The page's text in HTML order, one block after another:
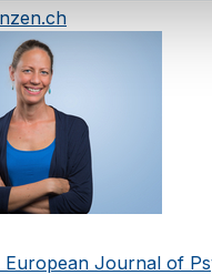
European Journal of